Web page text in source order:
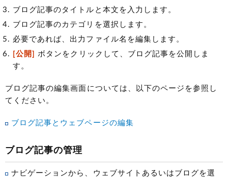
ブログ記事のタイトルと本文を入力します。
ブログ記事のカテゴリを選択します。
必要であれば、出力ファイル名を編集します。
[公開] ボタンをクリックして、ブログ記事を公開しま
す。
ブログ記事の編集画面については、以下のページを参照し
てください。
ブログ記事とウェブページの編集
ブログ記事の管理
ナビゲーションから、ウェブサイトあるいはブログを選